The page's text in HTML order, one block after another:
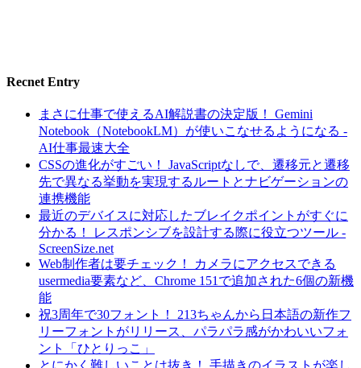
Recnet Entry
まさに仕事で使えるAI解説書の決定版！ Gemini
Notebook（NotebookLM）が使いこなせるようになる -
AI仕事最速大全
CSSの進化がすごい！ JavaScriptなしで、遷移元と遷移
先で異なる挙動を実現するルートとナビゲーションの
連携機能
最近のデバイスに対応したブレイクポイントがすぐに
分かる！ レスポンシブを設計する際に役立つツール -
ScreenSize.net
Web制作者は要チェック！ カメラにアクセスできる
usermedia要素など、Chrome 151で追加された6個の新機
能
祝3周年で30フォント！ 213ちゃんから日本語の新作フ
リーフォントがリリース、パラパラ感がかわいいフォ
ント「ひとりっこ」